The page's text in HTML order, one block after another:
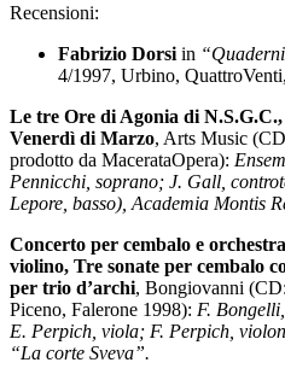
Recensioni:
Fabrizio Dorsi in
4/1997, Urbino,
Le tre Ore di Agonia di
Venerdì di Marzo, Arts Music
prodotto da MacerataOpera):
Pennicchi, soprano; J. Gall,
Lepore, basso), Academia Montis
Concerto per cembalo e
violino, Tre sonate per cembalo
per trio d’archi, Bongiovanni (CD:
Piceno, Falerone 1998): F.
E. Perpich, viola; F. Perpich,
“La corte Sveva”.